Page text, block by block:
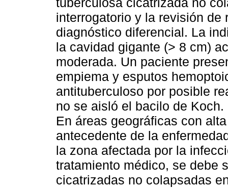
interrogatorio y la revisión
diagnóstico diferencial. La
la cavidad gigante (> 8 cm)
moderada. Un paciente
empiema y esputos
antituberculoso por posible
no se aisló el bacilo de
En áreas geográficas con
antecedente de la
la zona afectada por la
tratamiento médico, se debe
cicatrizadas no colapsadas